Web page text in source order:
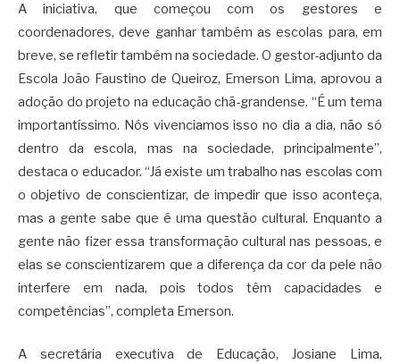
A iniciativa, que começou com os gestores e
coordenadores, deve ganhar também as escolas para, em
breve, se refletir também na sociedade. O gestor-adjunto da
Escola João Faustino de Queiroz, Emerson Lima, aprovou a
adoção do projeto na educação chã-grandense. “É um tema
importantíssimo. Nós vivenciamos isso no dia a dia, não só
dentro da escola, mas na sociedade, principalmente”,
destaca o educador. “Já existe um trabalho nas escolas com
o objetivo de conscientizar, de impedir que isso aconteça,
mas a gente sabe que é uma questão cultural. Enquanto a
gente não fizer essa transformação cultural nas pessoas, e
elas se conscientizarem que a diferença da cor da pele não
interfere em nada, pois todos têm capacidades e
competências”, completa Emerson.
A secretária executiva de Educação, Josiane Lima,